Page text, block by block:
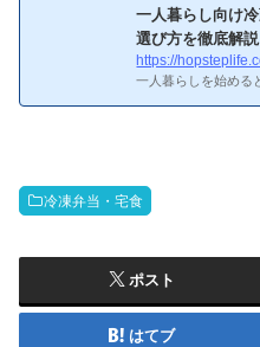
い冷蔵庫でも大丈
向いているケース外
コンビニ・テイクア
は小型冷蔵庫が最適
し保存する...
一人暮らし向け
選び方を徹底解説
https://
一人暮らしを始める
す。失敗しない選び
冷凍弁当・宅食
ポスト
はてブ